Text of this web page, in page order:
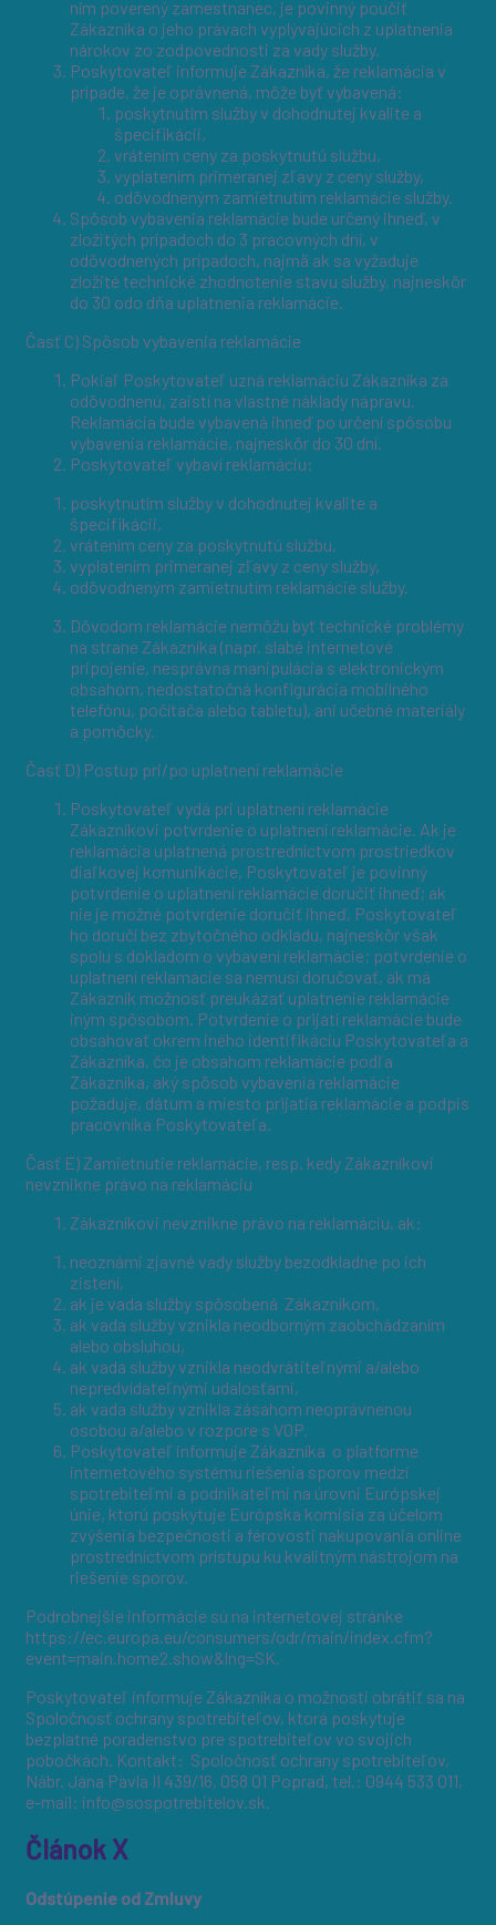
ním poverený zamestnanec, je povinný poučiť
Zákazníka o jeho právach vyplývajúcich z uplatnenia
nárokov zo zodpovednosti za vady služby.
Poskytovateľ informuje Zákazníka, že reklamácia v
prípade, že je oprávnená, môže byť vybavená:
poskytnutím služby v dohodnutej kvalite a
špecifikácii,
vrátením ceny za poskytnutú službu,
vyplatením primeranej zľavy z ceny služby,
odôvodneným zamietnutím reklamácie služby.
Spôsob vybavenia reklamácie bude určený ihneď, v
zložitých prípadoch do 3 pracovných dní, v
odôvodnených prípadoch, najmä ak sa vyžaduje
zložité technické zhodnotenie stavu služby, najneskôr
do 30 odo dňa uplatnenia reklamácie.
Časť C) Spôsob vybavenia reklamácie
Pokiaľ Poskytovateľ uzná reklamáciu Zákazníka za
odôvodnenú, zaistí na vlastné náklady nápravu.
Reklamácia bude vybavená ihneď po určení spôsobu
vybavenia reklamácie, najneskôr do 30 dní.
Poskytovateľ vybaví reklamáciu:
poskytnutím služby v dohodnutej kvalite a
špecifikácii,
vrátením ceny za poskytnutú službu,
vyplatením primeranej zľavy z ceny služby,
odôvodneným zamietnutím reklamácie služby.
Dôvodom reklamácie nemôžu byť technické problémy
na strane Zákazníka (napr. slabé internetové
pripojenie, nesprávna manipulácia s elektronickým
obsahom, nedostatočná konfigurácia mobilného
telefónu, počítača alebo tabletu), ani učebné materiály
a pomôcky.
Časť D) Postup pri/po uplatnení reklamácie
Poskytovateľ vydá pri uplatnení reklamácie
Zákazníkovi potvrdenie o uplatnení reklamácie. Ak je
reklamácia uplatnená prostredníctvom prostriedkov
diaľkovej komunikácie, Poskytovateľ je povinný
potvrdenie o uplatnení reklamácie doručiť ihneď; ak
nie je možné potvrdenie doručiť ihneď, Poskytovateľ
ho doručí bez zbytočného odkladu, najneskôr však
spolu s dokladom o vybavení reklamácie; potvrdenie o
uplatnení reklamácie sa nemusí doručovať, ak má
Zákazník možnosť preukázať uplatnenie reklamácie
iným spôsobom. Potvrdenie o prijatí reklamácie bude
obsahovať okrem iného identifikáciu Poskytovateľa a
Zákazníka, čo je obsahom reklamácie podľa
Zákazníka, aký spôsob vybavenia reklamácie
požaduje, dátum a miesto prijatia reklamácie a podpis
pracovníka Poskytovateľa.
Časť E) Zamietnutie reklamácie, resp. kedy Zákazníkovi
nevznikne právo na reklamáciu
Zákazníkovi nevznikne právo na reklamáciu, ak:
neoznámi zjavné vady služby bezodkladne po ich
zistení,
ak je vada služby spôsobená Zákazníkom,
ak vada služby vznikla neodborným zaobchádzaním
alebo obsluhou,
ak vada služby vznikla neodvrátiteľnými a/alebo
nepredvídateľnými udalosťami,
ak vada služby vznikla zásahom neoprávnenou
osobou a/alebo v rozpore s VOP.
Poskytovateľ informuje Zákazníka o platforme
internetového systému riešenia sporov medzi
spotrebiteľmi a podnikateľmi na úrovni Európskej
únie, ktorú poskytuje Európska komisia za účelom
zvýšenia bezpečnosti a férovosti nakupovania online
prostredníctvom prístupu ku kvalitným nástrojom na
riešenie sporov.
Podrobnejšie informácie sú na internetovej stránke
https://ec.europa.eu/consumers/odr/main/index.cfm?
event=main.home2.show&lng=SK.
Poskytovateľ informuje Zákazníka o možnosti obrátiť sa na
Spoločnosť ochrany spotrebiteľov, ktorá poskytuje
bezplatné poradenstvo pre spotrebiteľov vo svojich
pobočkách. Kontakt: Spoločnosť ochrany spotrebiteľov,
Nábr. Jána Pavla II 439/16, 058 01 Poprad, tel.: 0944 533 011,
e-mail: info@sospotrebitelov.sk.
Článok X
Odstúpenie od Zmluvy